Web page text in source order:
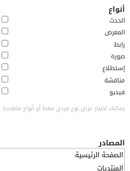
أنواع
الحدث
المعرض
رابط
صورة
إستطلاع
مناقشة
فيديو
يمكنك اختيار عرض نوع فردي فقط أو أنواع متعددة.
المصادر